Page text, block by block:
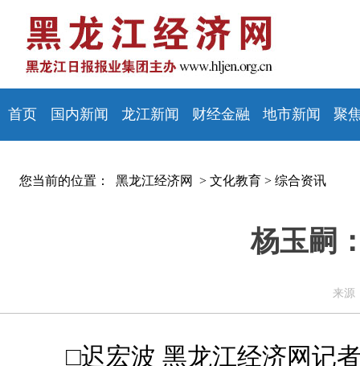
首页 国内新闻 龙江新闻 财经金融 地市新闻 聚
您当前的位置： 黑龙江经济网 > 文化教育 > 综合资讯
杨玉嗣
来源
□迟宏波 黑龙江经济网记